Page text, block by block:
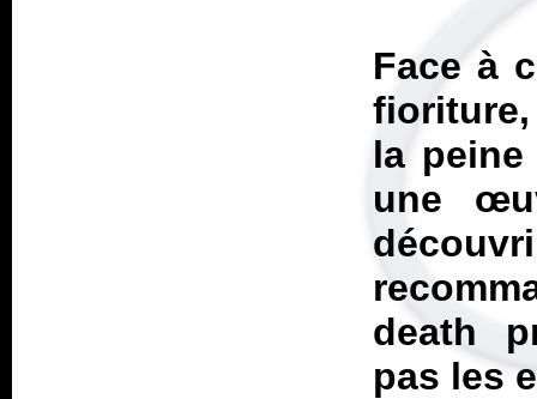
Face à
la
une
death
pas les